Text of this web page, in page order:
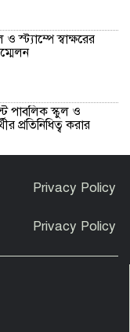
স্ট্যাম্পে স্বাক্ষরের
পাবলিক স্কুল ও
প্রতিনিধিত্ব করার
হলেই গণতন্ত্র শক্তিশালী
মরদেহ উদ্ধার
Privacy Policy
Privacy Policy